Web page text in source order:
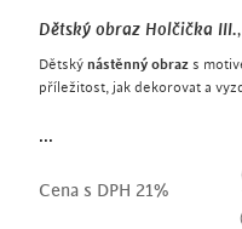
Dětský obraz Holčička III.
Dětský nástěnný obraz s
příležitost, jak dekorovat a
současně elegantním
obrazu se navíc stane věrnou
africké holčičky navíc
...
Cena s DPH 21%